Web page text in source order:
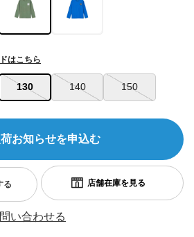
130 140 150
はこちら
る
荷お知らせを申込む
い合わせる